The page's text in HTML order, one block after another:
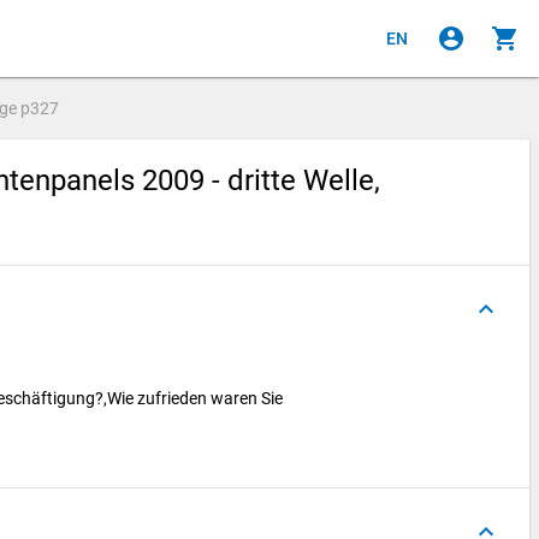
EN account_circle shopping_cart
p327
2009 - dritte Welle,
keyboard_arrow_up
zufrieden waren Sie
keyboard_arrow_up